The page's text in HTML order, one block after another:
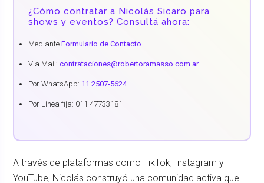
¿Cómo contratar a Nicolás Sicaro para
shows y eventos? Consultá ahora:
Mediante Formulario de Contacto
Via Mail: contrataciones@robertoramasso.com.ar
Por WhatsApp: 11 2507-5624
Por Línea fija: 011 47733181
A través de plataformas como TikTok, Instagram y
YouTube, Nicolás construyó una comunidad activa que